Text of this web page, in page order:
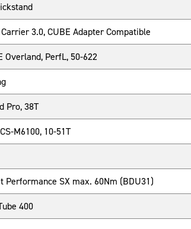
3.0, CUBE Adapter Compatible
Overland, PerfL, 50-622
Pro, 38T
M6100, 10-51T
Performance SX max. 60Nm (BDU31)
400